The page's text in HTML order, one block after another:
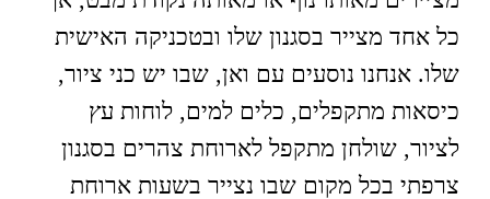
כל אחד מצייר בסגנון שלו ובטכניקה האישית
שלו. אנחנו נוסעים עם ואן, שבו יש כני ציור,
כיסאות מתקפלים, כלים למים, לוחות עץ
לציור, שולחן מתקפל לארוחת צהרים בסגנון
צרפתי בכל מקום שבו נצייר בשעות ארוחת